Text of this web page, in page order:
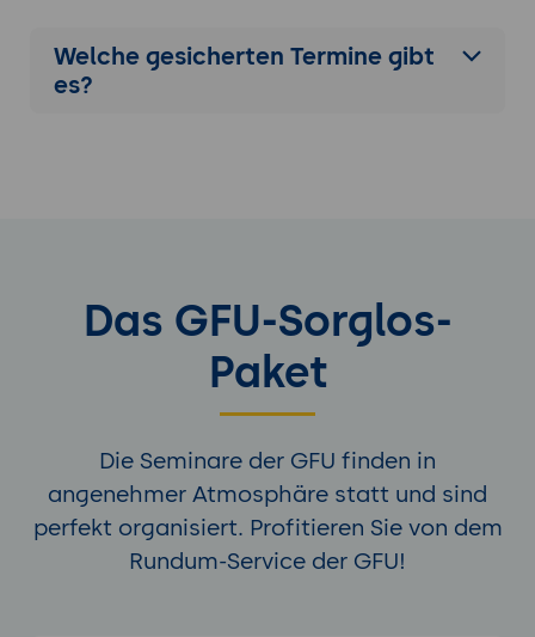
Welche gesicherten Termine gibt
es?
Das GFU-Sorglos-
Paket
Die Seminare der GFU finden in
angenehmer Atmosphäre statt und sind
perfekt organisiert. Profitieren Sie von dem
Rundum-Service der GFU!